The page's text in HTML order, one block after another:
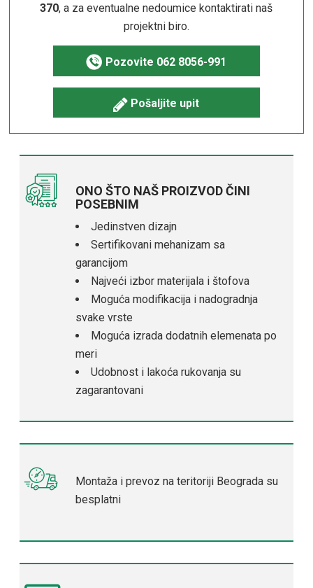
370, a za eventualne nedoumice kontaktirati naš
projektni biro.
Pozovite 062 8056-991
Pošaljite upit
ONO ŠTO NAŠ PROIZVOD ČINI
POSEBNIM
Jedinstven dizajn
Sertifikovani mehanizam sa
garancijom
Najveći izbor materijala i štofova
Moguća modifikacija i nadogradnja
svake vrste
Moguća izrada dodatnih elemenata po
meri
Udobnost i lakoća rukovanja su
zagarantovani
Montaža i prevoz na teritoriji Beograda su
besplatni